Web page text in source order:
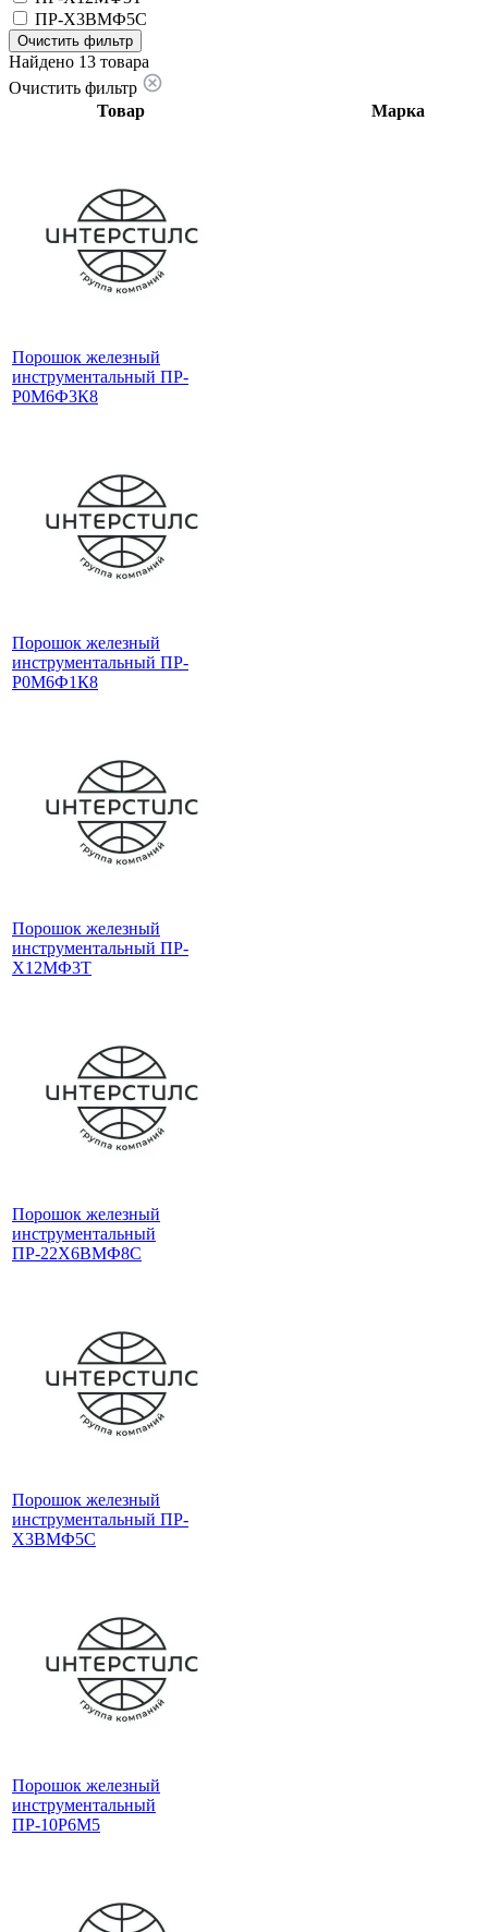
ПР-Х3ВМФ5С
Очистить фильтр
Найдено 13 товара
Очистить фильтр
Товар
Марка
Порошок железный
инструментальный ПР-
Р0М6Ф3К8
Порошок железный
инструментальный ПР-
Р0М6Ф1К8
Порошок железный
инструментальный ПР-
Х12МФ3Т
Порошок железный
инструментальный
ПР-22Х6ВМФ8С
Порошок железный
инструментальный ПР-
Х3ВМФ5С
Порошок железный
инструментальный
ПР-10Р6М5